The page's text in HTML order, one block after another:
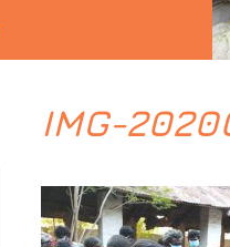
IMG-